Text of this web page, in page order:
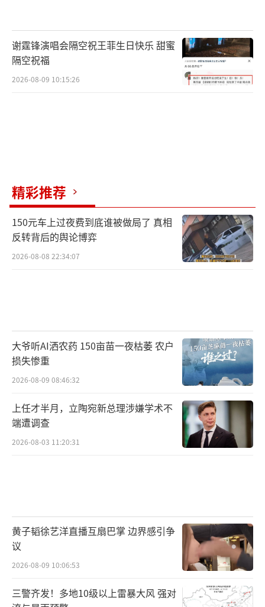
谢霆锋演唱会隔空祝王菲生日快乐 甜蜜
隔空祝福
2026-08-09 10:15:26
精彩推荐
150元车上过夜费到底谁被做局了 真相
反转背后的舆论博弈
2026-08-08 22:34:07
大爷听AI洒农药 150亩苗一夜枯萎 农户
损失惨重
2026-08-09 08:46:32
上任才半月，立陶宛新总理涉嫌学术不
端遭调查
2026-08-03 11:20:31
黄子韬徐艺洋直播互扇巴掌 边界感引争
议
2026-08-09 10:06:53
三警齐发！多地10级以上雷暴大风 强对